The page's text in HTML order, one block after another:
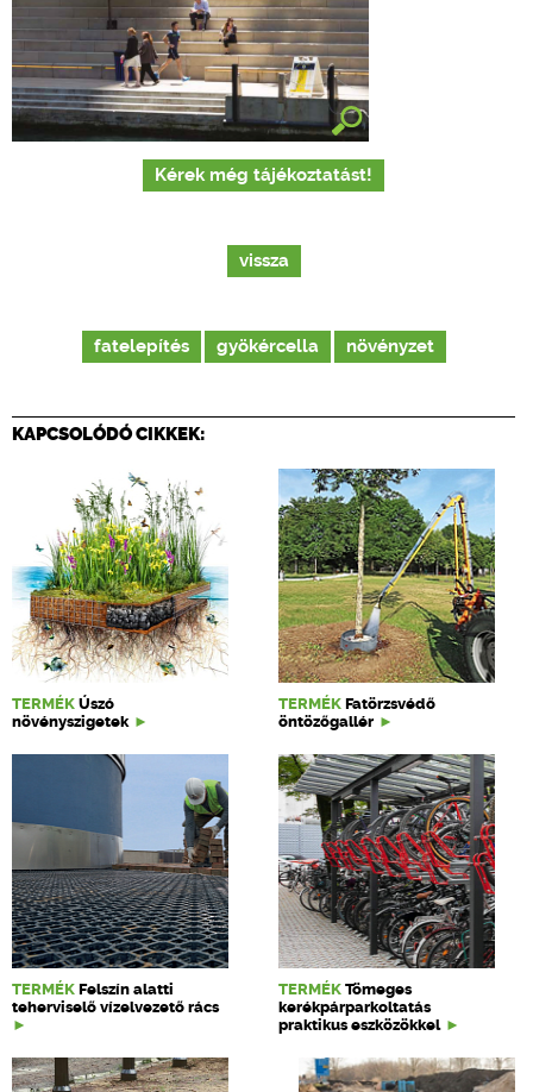
Kérek még tájékoztatást!
vissza
fatelepítés gyökércella növényzet
KAPCSOLÓDÓ CIKKEK:
TERMÉK Úszó
növényszigetek
TERMÉK Fatörzsvédő
öntözőgallér
TERMÉK Felszín alatti
teherviselő vízelvezető rács
TERMÉK Tömeges
kerékpárparkoltatás
praktikus eszközökkel